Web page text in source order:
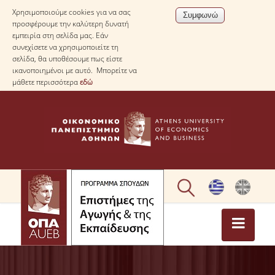
Χρησιμοποιούμε cookies για να σας
προσφέρουμε την καλύτερη δυνατή
εμπειρία στη σελίδα μας. Εάν
συνεχίσετε να χρησιμοποιείτε τη
σελίδα, θα υποθέσουμε πως είστε
ικανοποιημένοι με αυτό. Μπορείτε να
μάθετε περισσότεραεδώ
ΑΡΧΙΚΗ